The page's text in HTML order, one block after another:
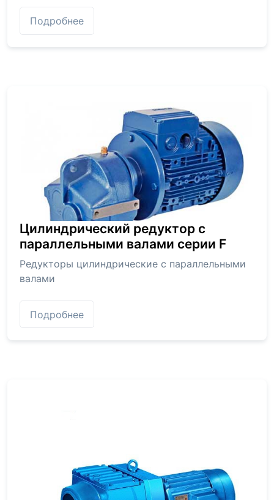
Подробнее
Цилиндрический редуктор с
параллельными валами серии F
Редукторы цилиндрические с параллельными
валами
Подробнее